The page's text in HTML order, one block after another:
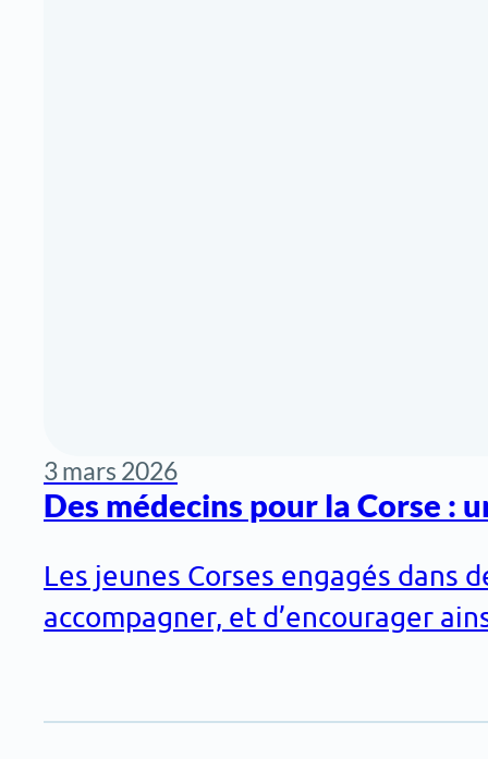
3 mars 2026
Des médecins pour la Corse :
Les jeunes Corses engagés dans
accompagner, et d’encourager